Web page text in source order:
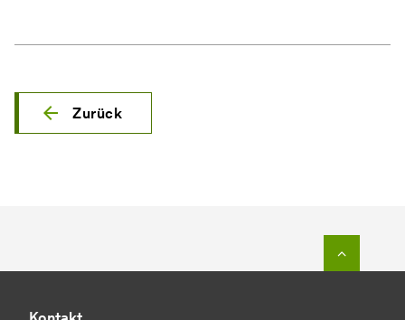
Zurück